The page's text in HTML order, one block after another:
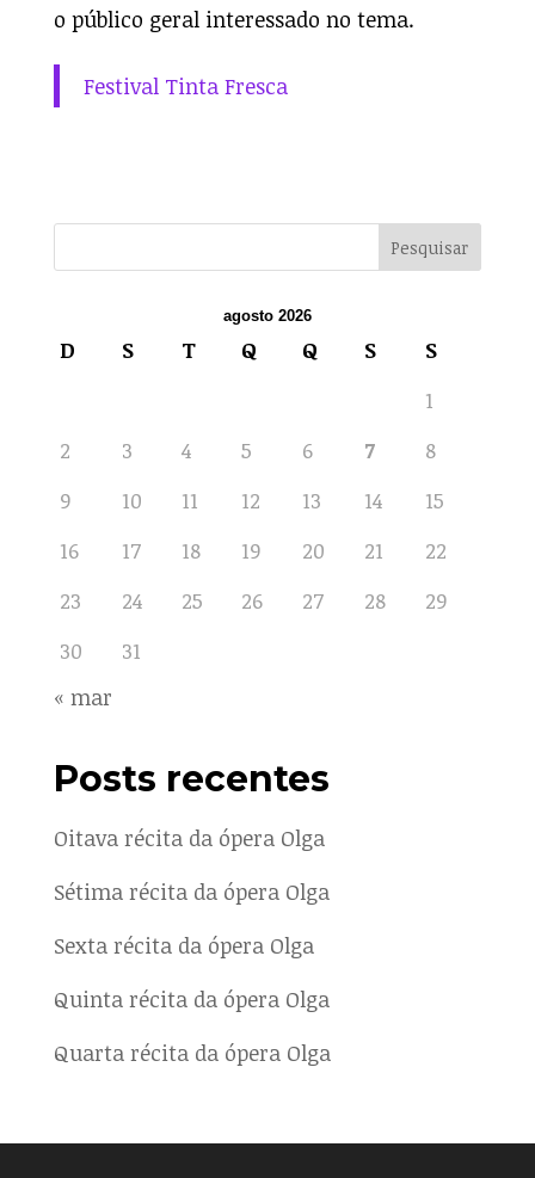
o público geral interessado no tema.
Festival Tinta Fresca
agosto 2026
D S T Q Q S
S
1
2
3 4 5 6 7
8
9
10 11 12 13 14
15
16
17 18 19 20 21
22
23
24 25 26 27 28
29
30
31
« mar
Posts recentes
Oitava récita da ópera Olga
Sétima récita da ópera Olga
Sexta récita da ópera Olga
Quinta récita da ópera Olga
Quarta récita da ópera Olga